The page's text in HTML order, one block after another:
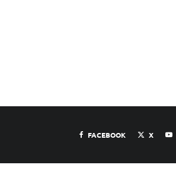
FACEBOOK X